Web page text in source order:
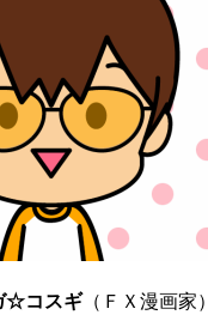
☆コスギ（ＦＸ漫画家）